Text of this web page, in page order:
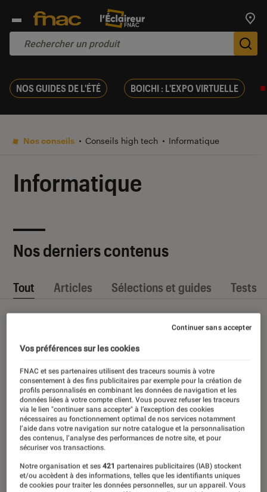
NOS GUIDES DE L'ÉTÉ BOICHI : L'EXPO VIRTUELLE
Nos conseils Conseils high tech Informatique
Informatique
Nos derniers contenus
Tout Articles Sélections et guides Tests
Vos préférences sur les cookies
FNAC et ses partenaires utilisent des traceurs soumis à votre
consentement à des fins publicitaires par exemple pour la création de
profils personnalisés en combinant les données de navigation et les
données liées à votre compte client. Vous pouvez refuser les traceurs
via le lien "continuer sans accepter" à l’exception des cookies
nécessaires au fonctionnement optimal de nos services notamment
l’aide dans votre navigation sur notre catalogue et la personnalisation
des contenus, l’analyse des performances de notre site, et pour
sécuriser vos transactions.
Notre organisation et ses421 partenaires publicitaires (IAB) stockent
et/ou accèdent à des informations, telles que les identifiants uniques
de cookies pour traiter les données personnelles, sur un appareil. Vous
Continuer sans accepter